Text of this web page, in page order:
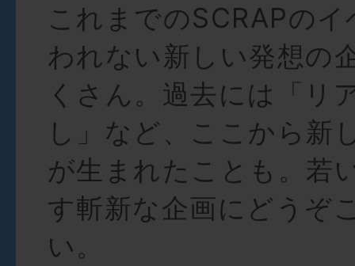
これまでのSCRAPの
われない新しい発想の
くさん。過去には「リ
し」など、ここから新
が生まれたことも。若
す斬新な企画にどうぞ
い。